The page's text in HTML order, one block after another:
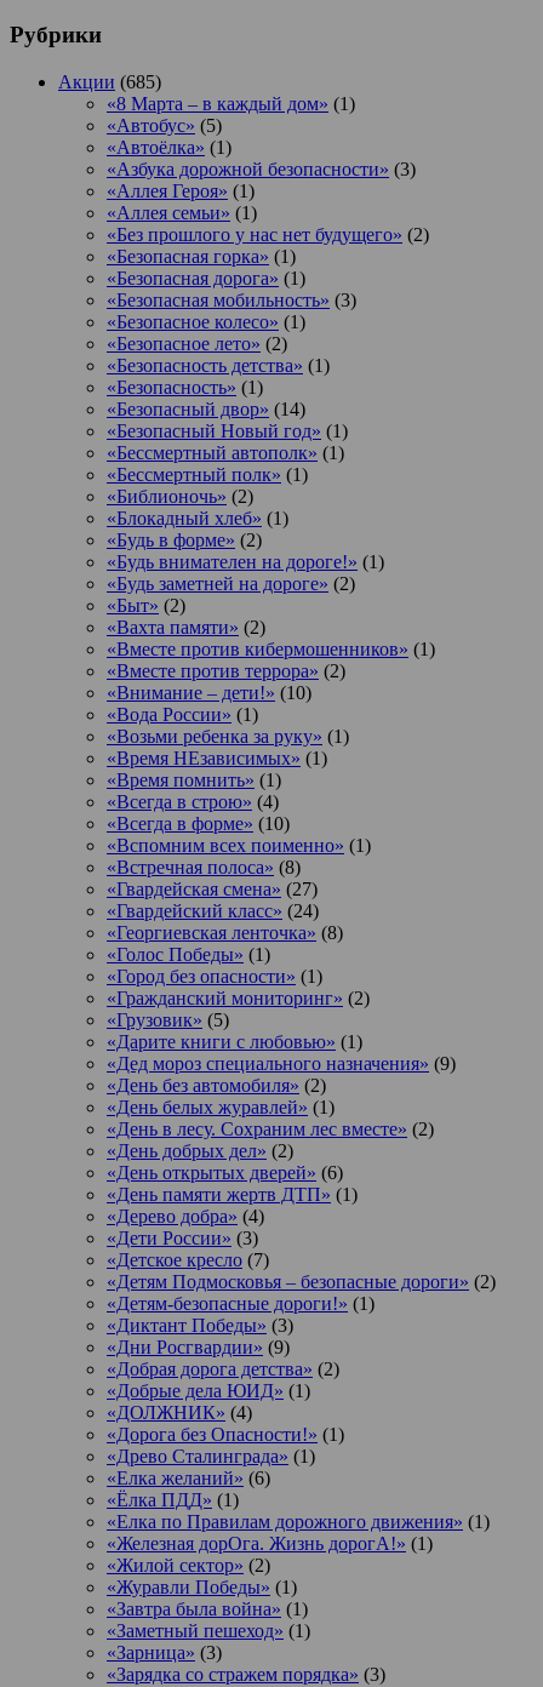
Рубрики
Акции (685)
«8 Марта – в каждый дом» (1)
«Автобус» (5)
«Автоёлка» (1)
«Азбука дорожной безопасности» (3)
«Аллея Героя» (1)
«Аллея семьи» (1)
«Без прошлого у нас нет будущего» (2)
«Безопасная горка» (1)
«Безопасная дорога» (1)
«Безопасная мобильность» (3)
«Безопасное колесо» (1)
«Безопасное лето» (2)
«Безопасность детства» (1)
«Безопасность» (1)
«Безопасный двор» (14)
«Безопасный Новый год» (1)
«Бессмертный автополк» (1)
«Бессмертный полк» (1)
«Библионочь» (2)
«Блокадный хлеб» (1)
«Будь в форме» (2)
«Будь внимателен на дороге!» (1)
«Будь заметней на дороге» (2)
«Быт» (2)
«Вахта памяти» (2)
«Вместе против кибермошенников» (1)
«Вместе против террора» (2)
«Внимание – дети!» (10)
«Вода России» (1)
«Возьми ребенка за руку» (1)
«Время НЕзависимых» (1)
«Время помнить» (1)
«Всегда в строю» (4)
«Всегда в форме» (10)
«Вспомним всех поименно» (1)
«Встречная полоса» (8)
«Гвардейская смена» (27)
«Гвардейский класс» (24)
«Георгиевская ленточка» (8)
«Голос Победы» (1)
«Город без опасности» (1)
«Гражданский мониторинг» (2)
«Грузовик» (5)
«Дарите книги с любовью» (1)
«Дед мороз специального назначения» (9)
«День без автомобиля» (2)
«День белых журавлей» (1)
«День в лесу. Сохраним лес вместе» (2)
«День добрых дел» (2)
«День открытых дверей» (6)
«День памяти жертв ДТП» (1)
«Дерево добра» (4)
«Дети России» (3)
«Детское кресло (7)
«Детям Подмосковья – безопасные дороги» (2)
«Детям-безопасные дороги!» (1)
«Диктант Победы» (3)
«Дни Росгвардии» (9)
«Добрая дорога детства» (2)
«Добрые дела ЮИД» (1)
«ДОЛЖНИК» (4)
«Дорога без Опасности!» (1)
«Древо Сталинграда» (1)
«Елка желаний» (6)
«Ёлка ПДД» (1)
«Елка по Правилам дорожного движения» (1)
«Железная дорОга. Жизнь дорогА!» (1)
«Жилой сектор» (2)
«Журавли Победы» (1)
«Завтра была война» (1)
«Заметный пешеход» (1)
«Зарница» (3)
«Зарядка со стражем порядка» (3)